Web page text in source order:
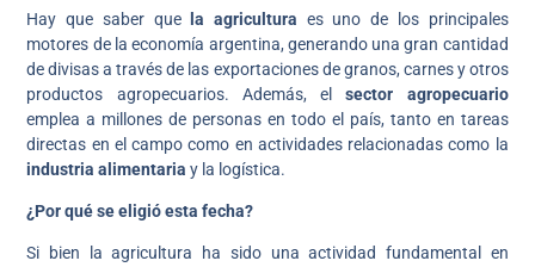
Hay que saber quela agricultura es uno de los principales
motores de la economía argentina, generando una gran cantidad
de divisas a través de las exportaciones de granos, carnes y otros
productos agropecuarios. Además, elsector agropecuario
emplea a millones de personas en todo el país, tanto en tareas
directas en el campo como en actividades relacionadas como la
industria alimentaria y la logística.
¿Por qué se eligió esta fecha?
Si bien la agricultura ha sido una actividad fundamental en